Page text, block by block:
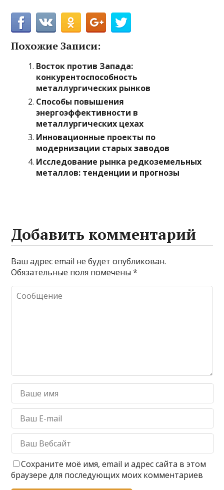
Похожие Записи:
Восток против Запада:
конкурентоспособность
металлургических рынков
Способы повышения
энергоэффективности в
металлургических цехах
Инновационные проекты по
модернизации старых заводов
Исследование рынка редкоземельных
металлов: тенденции и прогнозы
Добавить комментарий
Ваш адрес email не будет опубликован.
Обязательные поля помечены*
Сохраните моё имя, email и адрес сайта в этом
браузере для последующих моих комментариев